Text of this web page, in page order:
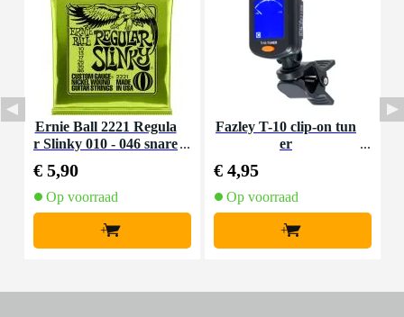
Ernie Ball 2221 Regula
r Slinky 010 - 046 snare
€ 5,90
Op voorraad
+
Fazley T-10 clip-on tun
er
€ 4,95
Op voorraad
+